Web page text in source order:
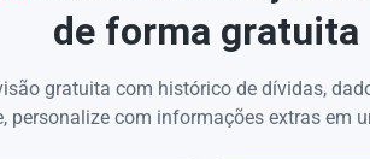
de forma gratuita
gratuita com histórico de dívidas,
personalize com informações extras em